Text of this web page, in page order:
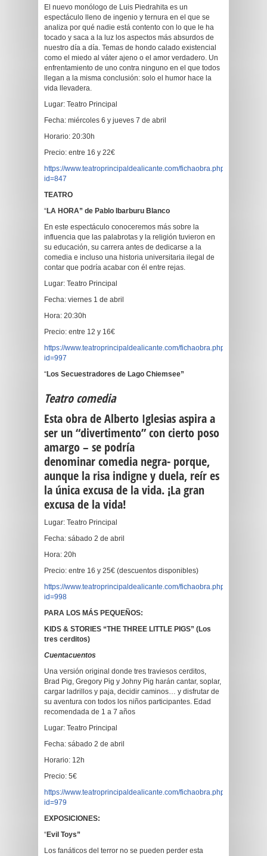
El nuevo monólogo de Luis Piedrahita es un
espectáculo lleno de ingenio y ternura en el que se
analiza por qué nadie está contento con lo que le ha
tocado y saca a la luz los aspectos más absurdos de
nuestro día a día. Temas de hondo calado existencial
como el miedo al váter ajeno o el amor verdadero. Un
enfrentamiento de uno contra ninguno en el que todos
llegan a la misma conclusión: solo el humor hace la
vida llevadera.
Lugar: Teatro Principal
Fecha: miércoles 6 y jueves 7 de abril
Horario: 20:30h
Precio: entre 16 y 22€
https://www.teatroprincipaldealicante.com/fichaobra.php?
id=847
TEATRO
“LA HORA” de Pablo Ibarburu Blanco
En este espectáculo conoceremos más sobre la
influencia que las palabrotas y la religión tuvieron en
su educación, su carrera antes de dedicarse a la
comedia e incluso una historia universitaria ilegal de
contar que podría acabar con él entre rejas.
Lugar: Teatro Principal
Fecha: viernes 1 de abril
Hora: 20:30h
Precio: entre 12 y 16€
https://www.teatroprincipaldealicante.com/fichaobra.php?
id=997
“Los Secuestradores de Lago Chiemsee”
Teatro comedia
Esta obra de Alberto Iglesias aspira a
ser un “divertimento” con cierto poso
amargo – se podría
denominar comedia negra- porque,
aunque la risa indigne y duela, reír es
la única excusa de la vida. ¡La gran
excusa de la vida!
Lugar: Teatro Principal
Fecha: sábado 2 de abril
Hora: 20h
Precio: entre 16 y 25€ (descuentos disponibles)
https://www.teatroprincipaldealicante.com/fichaobra.php?
id=998
PARA LOS MÁS PEQUEÑOS:
KIDS & STORIES “THE THREE LITTLE PIGS” (Los
tres cerditos)
Cuentacuentos
Una versión original donde tres traviesos cerditos,
Brad Pig, Gregory Pig y Johny Pig harán cantar, soplar,
cargar ladrillos y paja, decidir caminos… y disfrutar de
su aventura con todos los niños participantes. Edad
recomendada de 1 a 7 años
Lugar: Teatro Principal
Fecha: sábado 2 de abril
Horario: 12h
Precio: 5€
https://www.teatroprincipaldealicante.com/fichaobra.php?
id=979
EXPOSICIONES:
“Evil Toys”
Los fanáticos del terror no se pueden perder esta